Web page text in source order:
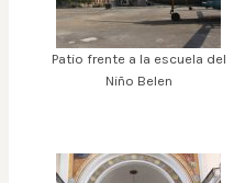
Patio frente a la escuela del
Niño Belen